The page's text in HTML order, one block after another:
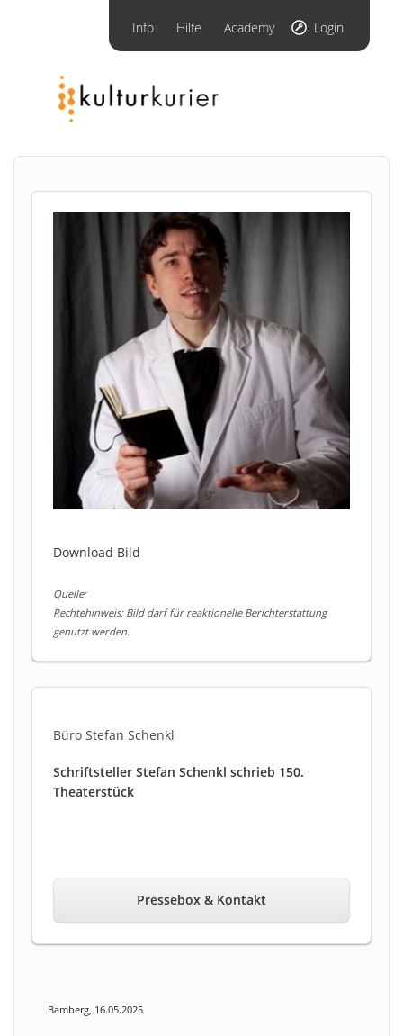
Info Hilfe Academy Login
Download Bild
Quelle:
Rechtehinweis: Bild darf für reaktionelle Berichterstattung
genutzt werden.
Büro Stefan Schenkl
Schriftsteller Stefan Schenkl schrieb 150.
Theaterstück
Pressebox & Kontakt
Bamberg, 16.05.2025